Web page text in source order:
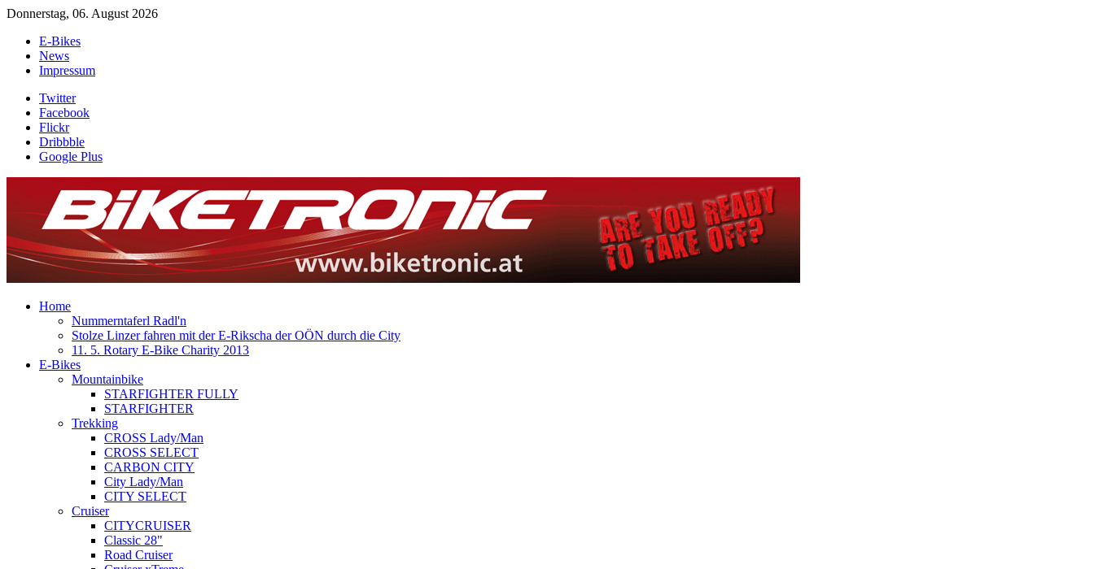
Donnerstag, 06. August 2026
E-Bikes
News
Impressum
Twitter
Facebook
Flickr
Dribbble
Google Plus
Home
Nummerntaferl Radl'n
Stolze Linzer fahren mit der E-Rikscha der OÖN durch die City
11. 5. Rotary E-Bike Charity 2013
E-Bikes
Mountainbike
STARFIGHTER FULLY
STARFIGHTER
Trekking
CROSS Lady/Man
CROSS SELECT
CARBON CITY
City Lady/Man
CITY SELECT
Cruiser
CITYCRUISER
Classic 28"
Road Cruiser